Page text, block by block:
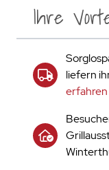
Ihre
liefern
erfahren